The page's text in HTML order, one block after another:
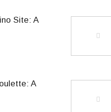
Site: A
A